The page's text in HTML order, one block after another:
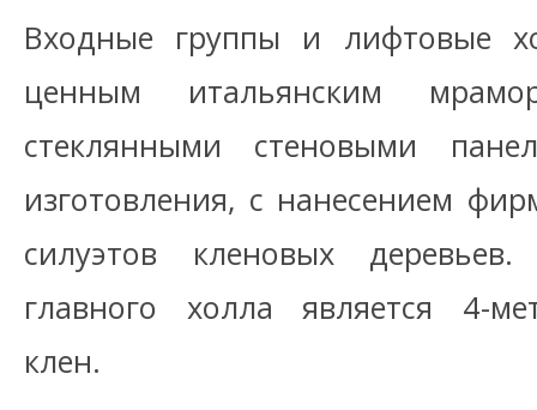
Входные группы и лифтовые
ценным итальянским
стеклянными стеновыми
изготовления, с нанесением
силуэтов кленовых
главного холла является 4-
клен.